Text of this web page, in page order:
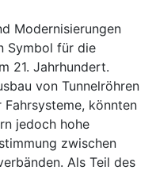
Modernisierungen
Symbol für die
21. Jahrhundert.
von Tunnelröhren
könnten
jedoch hohe
zwischen
Als Teil des